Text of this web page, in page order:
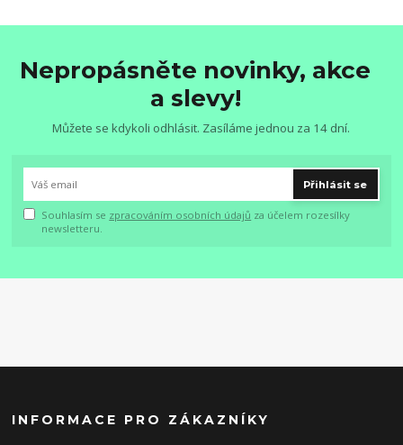
Nepropásněte novinky, akce
a slevy!
Můžete se kdykoli odhlásit. Zasíláme jednou za 14 dní.
Přihlásit se
Souhlasím se zpracováním osobních údajů za účelem rozesílky
newsletteru.
INFORMACE PRO ZÁKAZNÍKY